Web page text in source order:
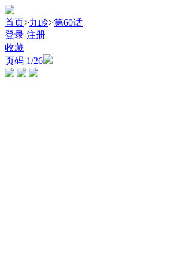
首页>九岭>第60话
登录 注册
收藏
页码 1/26